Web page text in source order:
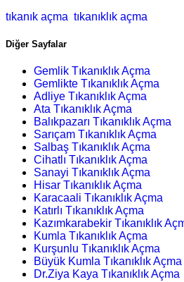
tıkanık açma tıkanıklık açma
Diğer Sayfalar
Gemlik Tıkanıklık Açma
Gemlikte Tıkanıklık Açma
Adliye Tıkanıklık Açma
Ata Tıkanıklık Açma
Balıkpazarı Tıkanıklık Açma
Sarıçam Tıkanıklık Açma
Salbaş Tıkanıklık Açma
Cihatlı Tıkanıklık Açma
Sanayi Tıkanıklık Açma
Hisar Tıkanıklık Açma
Karacaali Tıkanıklık Açma
Katırlı Tıkanıklık Açma
Kazımkarabekir Tıkanıklık
Kumla Tıkanıklık Açma
Kurşunlu Tıkanıklık Açma
Büyük Kumla Tıkanıklık Açma
Dr.Ziya Kaya Tıkanıklık Açma